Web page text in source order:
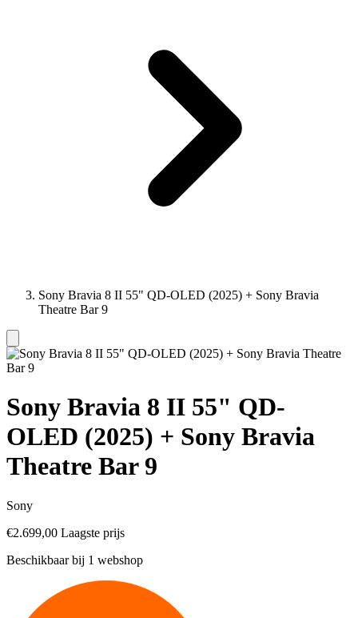
Sony Bravia 8 II 55" QD-OLED (2025) + Sony Bravia
Theatre Bar 9
Sony Bravia 8 II 55" QD-
OLED (2025) + Sony Bravia
Theatre Bar 9
Sony
€2.699,00 Laagste prijs
Beschikbaar bij 1 webshop